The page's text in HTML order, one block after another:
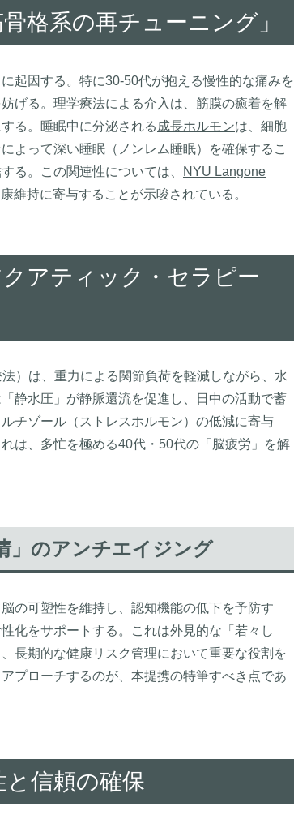
格系の再チューニング」
起因する。特に30-50代が抱える慢性的な痛みを
げる。理学療法による介入は、筋膜の癒着を解
る。睡眠中に分泌される成長ホルモンは、細胞
よって深い睡眠（ノンレム睡眠）を確保するこ
る。この関連性については、
NYU Langone
維持に寄与することが示唆されている。
アティック・セラピー
）は、重力による関節負荷を軽減しながら、水
静水圧」が静脈還流を促進し、日中の活動で蓄
ルチゾール （ストレスホルモン）の低減に寄与
は、多忙を極める40代・50代の「脳疲労」を解
」のアンチエイジング
の可塑性を維持し、認知機能の低下を予防す
化をサポートする。これは外見的な「若々し
長期的な健康リスク管理において重要な役割を
プローチするのが、本提携の特筆すべき点であ
信頼の確保